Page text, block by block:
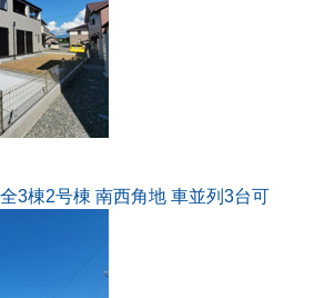
3棟2号棟 南西角地 車並列3台可